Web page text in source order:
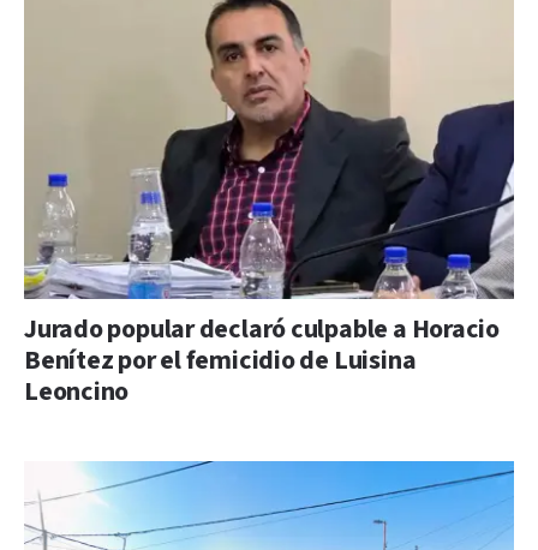
Jurado popular declaró culpable a Horacio
Benítez por el femicidio de Luisina
Leoncino